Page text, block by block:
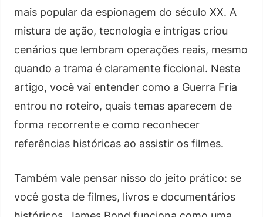
mais popular da espionagem do século XX. A
mistura de ação, tecnologia e intrigas criou
cenários que lembram operações reais, mesmo
quando a trama é claramente ficcional. Neste
artigo, você vai entender como a Guerra Fria
entrou no roteiro, quais temas aparecem de
forma recorrente e como reconhecer
referências históricas ao assistir os filmes.
Também vale pensar nisso do jeito prático: se
você gosta de filmes, livros e documentários